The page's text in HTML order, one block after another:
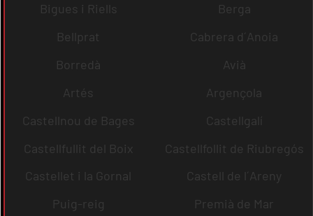
Bigues i Riells
Berga
Bellprat
Cabrera d´Anoia
Borredà
Avià
Artés
Argençola
Castellnou de Bages
Castellgalí
Castellfullit del Boix
Castellfollit de Riubregós
Castellet i la Gornal
Castell de l´Areny
Puig-reig
Premià de Mar